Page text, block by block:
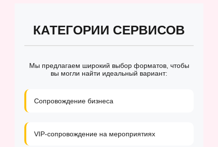
КАТЕГОРИИ СЕРВИСОВ
Мы предлагаем широкий выбор форматов, чтобы
вы могли найти идеальный вариант:
Сопровождение бизнеса
VIP-сопровождение на мероприятиях